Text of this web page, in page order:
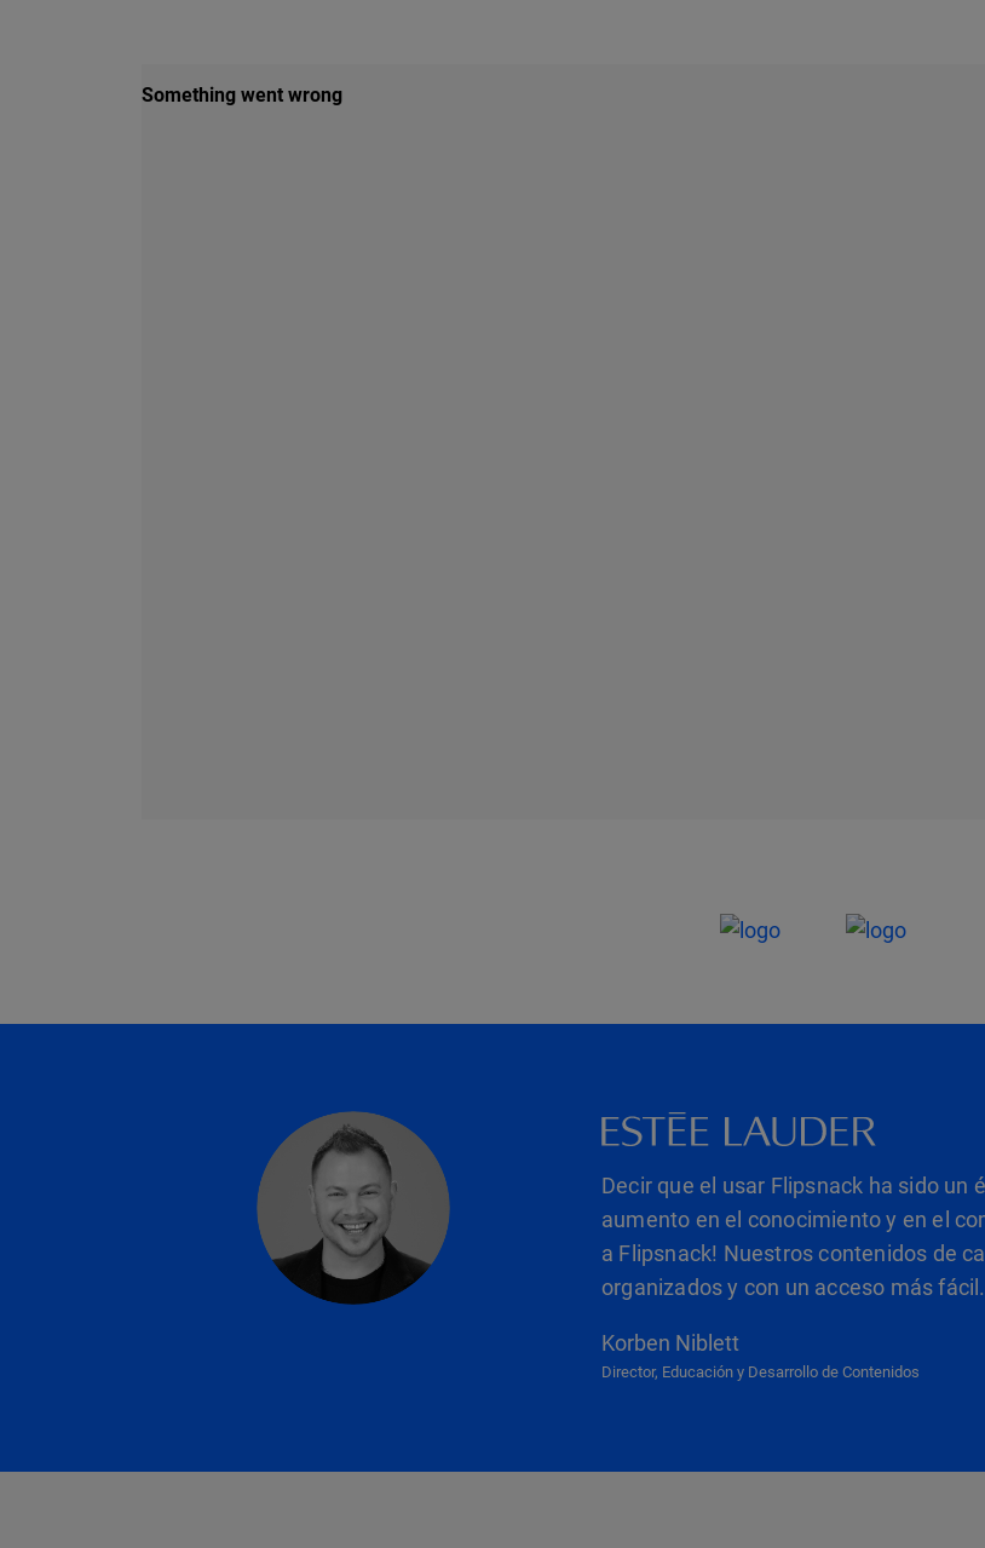
Decir que el usar Flipsnack ha sido
aumento en el conocimiento y en el
a Flipsnack! Nuestros contenidos de
organizados y con un acceso más fácil.
Korben Niblett
Director, Educación y Desarrollo de Contenidos